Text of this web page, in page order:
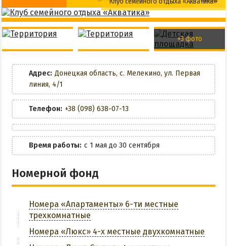
Маршрутки
Бюджетный отдых
Отдых с детьми
Отдых на майские праздники
Отдых в бархатный сезон
Бассейн
Детская площадка
Бар
Кухня в номере
Wi-Fi
Спортплощадка
Настольный теннис
+3 фото
Адрес: Донецкая область, с. Мелекино, ул. Первая
линия, 4/1
Телефон: +38 (098) 638-07-13
Время работы: с 1 мая до 30 сентября
Номерной фонд
Номера «Апартаменты» 6-ти местные
трехкомнатные
Номера «Люкс» 4-х местные двухкомнатные